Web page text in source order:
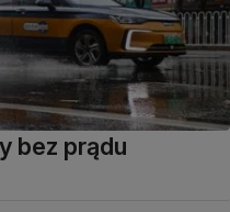
bez prądu